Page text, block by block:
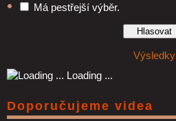
Má pestřejší výběr.
Výsledky
Loading ...
Doporučujeme videa